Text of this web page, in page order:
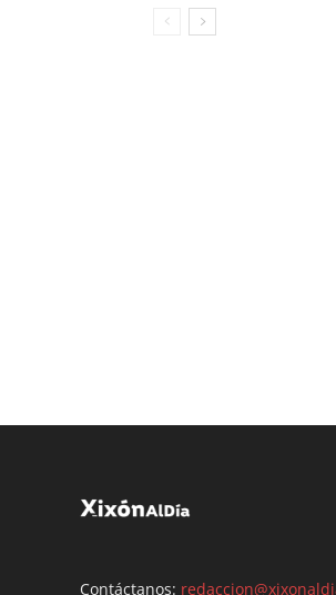
Contáctanos: